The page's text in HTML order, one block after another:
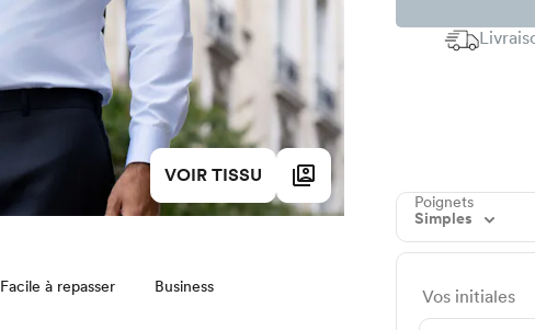
VOIR TISSU
Facile à repasser Business
Poignets
Simples
Vos initiales